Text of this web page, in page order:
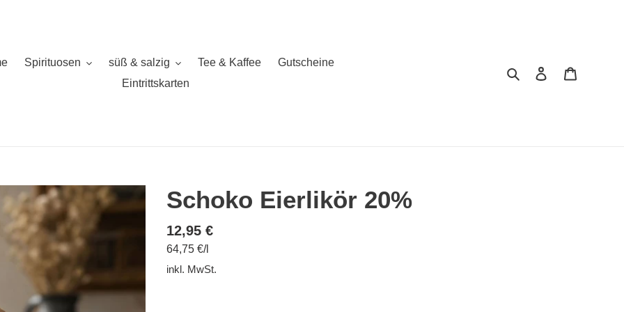
Spirituosen süß & salzig Tee & Kaffee
Gutscheine
Eintrittskarten
SuchenEinloggen
Schoko Eierlikör 20%
Normaler
Preis
12,95 €
Einzelpreis
64,75 €/pro
l
inkl. MwSt.